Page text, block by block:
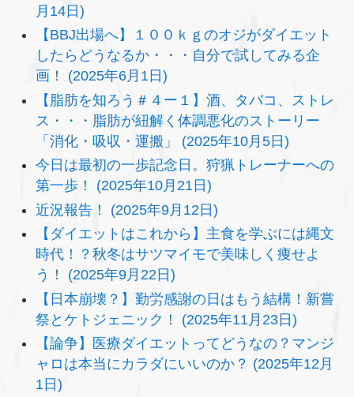
月14日)
【BBJ出場へ】１００ｋｇのオジがダイエット
したらどうなるか・・・自分で試してみる企
画！ (2025年6月1日)
【脂肪を知ろう＃４ー１】酒、タバコ、ストレ
ス・・・脂肪が紐解く体調悪化のストーリー
「消化・吸収・運搬」 (2025年10月5日)
今日は最初の一歩記念日。狩猟トレーナーへの
第一歩！ (2025年10月21日)
近況報告！ (2025年9月12日)
【ダイエットはこれから】主食を学ぶには縄文
時代！？秋冬はサツマイモで美味しく痩せよ
う！ (2025年9月22日)
【日本崩壊？】勤労感謝の日はもう結構！新嘗
祭とケトジェニック！ (2025年11月23日)
【論争】医療ダイエットってどうなの？マンジ
ャロは本当にカラダにいいのか？ (2025年12月
1日)